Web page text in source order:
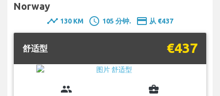
Norway
timeline 130 KM schedule 105 分钟. payment 从 €437
舒适型 €437
group business_center